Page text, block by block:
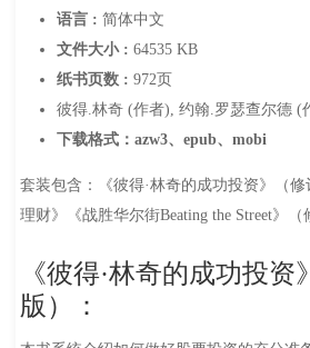
语言 : 简体中文
文件大小 : 64535 KB
纸书页数 : 972页
彼得.林奇 (作者), 约翰.罗瑟查尔德 (
下载格式：azw3、epub、mobi
套装包含：《彼得·林奇的成功投资》（
理财》《战胜华尔街Beating the Street》（
《彼得·林奇的成功投资
版）：